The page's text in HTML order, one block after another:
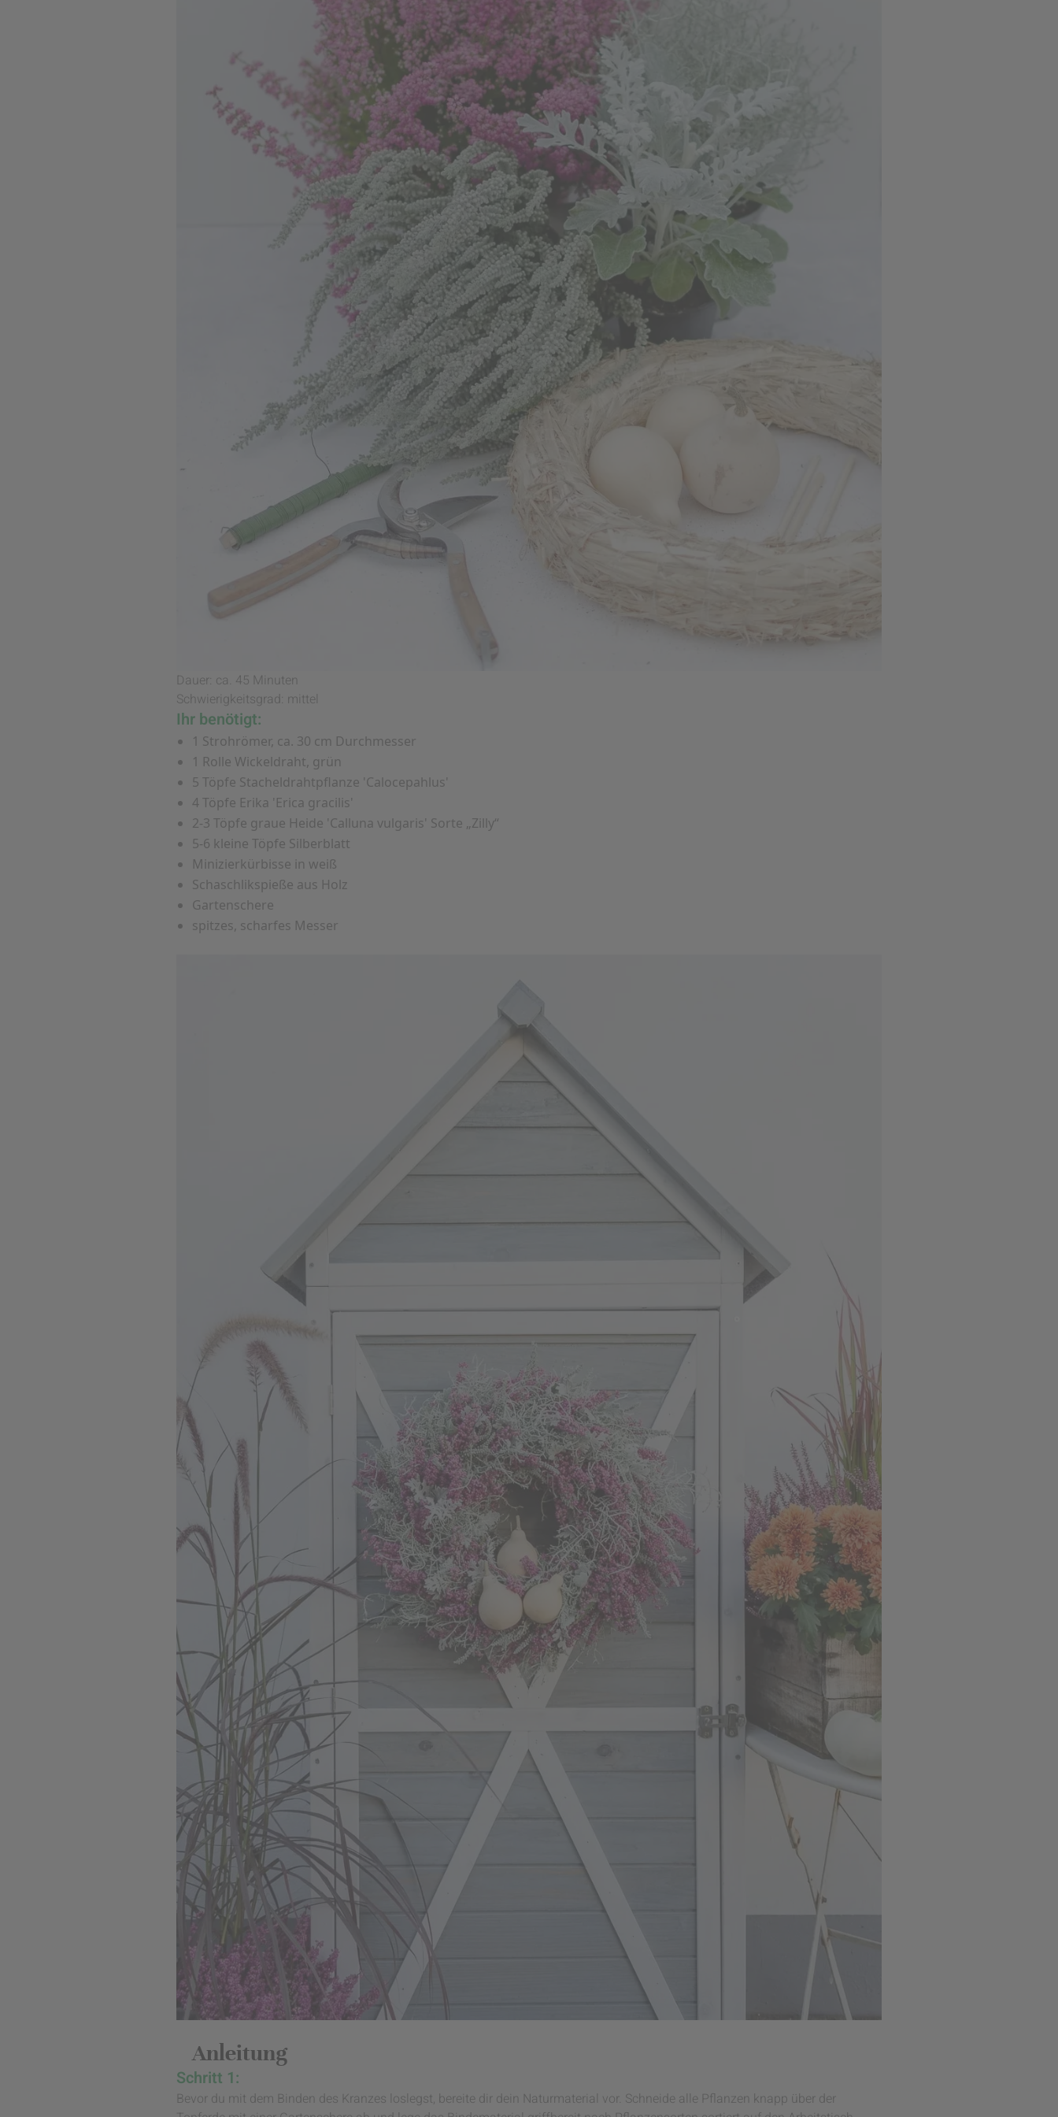
Dauer: ca. 45 Minuten
Schwierigkeitsgrad: mittel
Ihr benötigt:
1 Strohrömer, ca. 30 cm Durchmesser
1 Rolle Wickeldraht, grün
5 Töpfe Stacheldrahtpflanze 'Calocepahlus'
4 Töpfe Erika 'Erica gracilis'
2-3 Töpfe graue Heide 'Calluna vulgaris' Sorte „Zilly“
5-6 kleine Töpfe Silberblatt
Minizierkürbisse in weiß
Schaschlikspieße aus Holz
Gartenschere
spitzes, scharfes Messer
Anleitung
Schritt 1:
Bevor du mit dem Binden des Kranzes loslegst, bereite dir dein Naturmaterial vor. Schneide alle Pflanzen knapp über der